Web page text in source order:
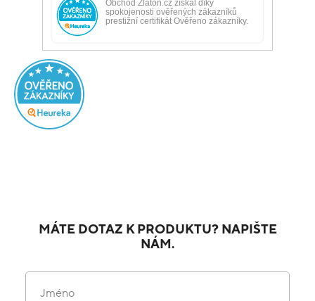
MÁTE DOTAZ K PRODUKTU? NAPIŠTE
NÁM.
Jméno